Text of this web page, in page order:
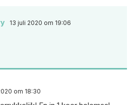
13 juli 2020 om 19:06
om 18:30